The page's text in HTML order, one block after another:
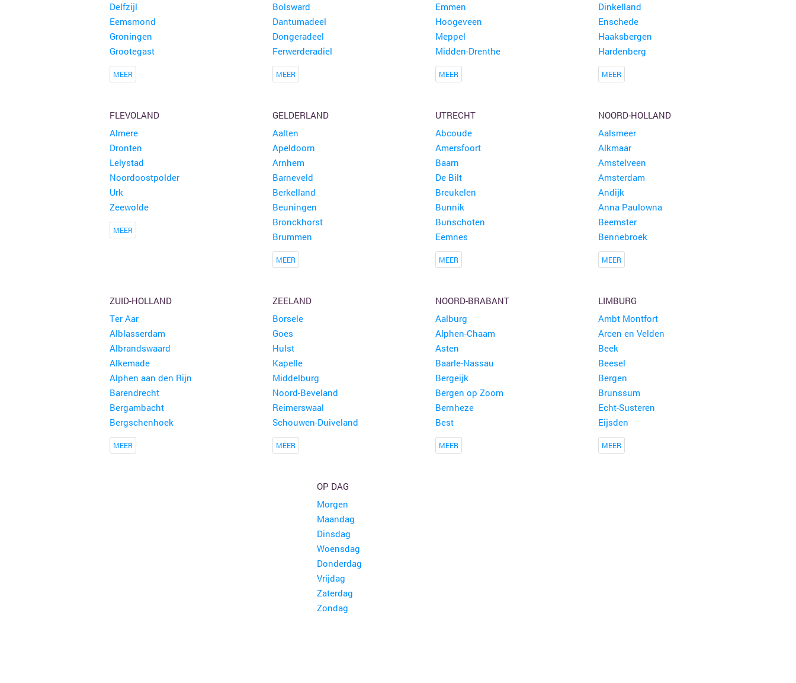
Delfzijl
Eemsmond
Groningen
Grootegast
MEER
Bolsward
Dantumadeel
Dongeradeel
Ferwerderadiel
MEER
Emmen
Hoogeveen
Meppel
Midden-Drenthe
MEER
Dinkelland
Enschede
Haaksbergen
Hardenberg
MEER
FLEVOLAND
Almere
Dronten
Lelystad
Noordoostpolder
Urk
Zeewolde
MEER
GELDERLAND
Aalten
Apeldoorn
Arnhem
Barneveld
Berkelland
Beuningen
Bronckhorst
Brummen
MEER
UTRECHT
Abcoude
Amersfoort
Baarn
De Bilt
Breukelen
Bunnik
Bunschoten
Eemnes
MEER
NOORD-HOLLAND
Aalsmeer
Alkmaar
Amstelveen
Amsterdam
Andijk
Anna Paulowna
Beemster
Bennebroek
MEER
ZUID-HOLLAND
Ter Aar
Alblasserdam
Albrandswaard
Alkemade
Alphen aan den Rijn
Barendrecht
Bergambacht
Bergschenhoek
MEER
ZEELAND
Borsele
Goes
Hulst
Kapelle
Middelburg
Noord-Beveland
Reimerswaal
Schouwen-Duiveland
MEER
NOORD-BRABANT
Aalburg
Alphen-Chaam
Asten
Baarle-Nassau
Bergeijk
Bergen op Zoom
Bernheze
Best
MEER
LIMBURG
Ambt Montfort
Arcen en Velden
Beek
Beesel
Bergen
Brunssum
Echt-Susteren
Eijsden
MEER
OP DAG
Morgen
Maandag
Dinsdag
Woensdag
Donderdag
Vrijdag
Zaterdag
Zondag